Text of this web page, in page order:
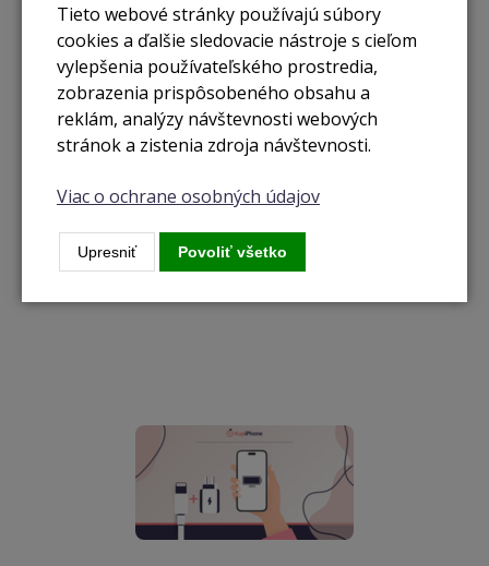
Garancia kondície batérie 95–100 %
Garancia kondície batérie 95–100 % ZADARMO! 🎉 Máme pre
Tieto webové stránky používajú súbory
cookies a ďalšie sledovacie nástroje s cieľom
vylepšenia používateľského prostredia,
zobrazenia prispôsobeného obsahu a
reklám, analýzy návštevnosti webových
stránok a zistenia zdroja návštevnosti.
Viac o ochrane osobných údajov
Upresniť Povoliť všetko